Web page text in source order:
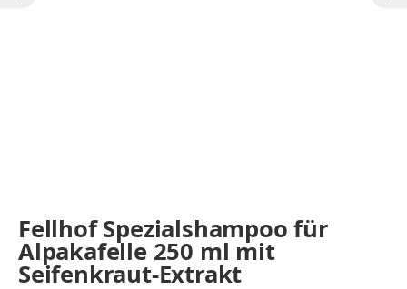
Fellhof Spezialshampoo für
Alpakafelle 250 ml mit
Seifenkraut-Extrakt